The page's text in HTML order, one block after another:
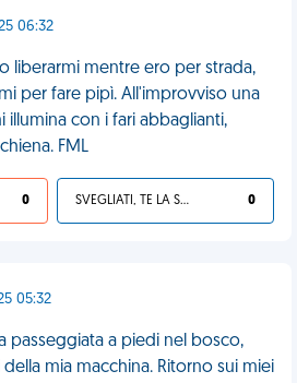
06:32
liberarmi mentre ero per strada,
per fare pipì. All'improvviso una
illumina con i fari abbaglianti,
FML
0 SVEGLIATI, TE LA SEI CERCATA! 0
05:32
passeggiata a piedi nel bosco,
mia macchina. Ritorno sui miei